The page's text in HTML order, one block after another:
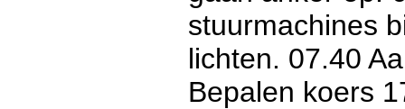
stuurmachines
lichten. 07.40
Bepalen koers